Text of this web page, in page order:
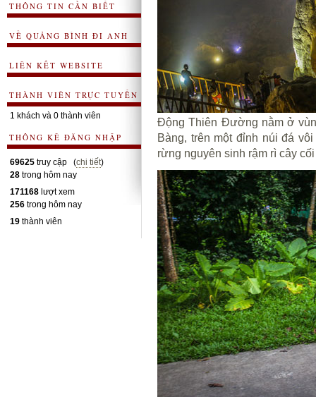
THÔNG TIN CẦN BIẾT
VỀ QUẢNG BÌNH ĐI ANH
LIÊN KẾT WEBSITE
THÀNH VIÊN TRỰC TUYẾN
1 khách và 0 thành viên
THÔNG KÊ ĐĂNG NHẬP
69625 truy cập (chi tiết)
28 trong hôm nay
171168 lượt xem
256 trong hôm nay
19 thành viên
Động Thiên Đường nằm ở
Bàng, trên một đỉnh núi đá
rừng nguyên sinh rậm rì cây